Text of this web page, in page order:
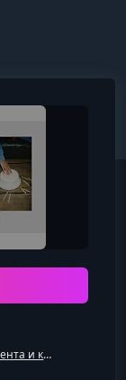
Создание контента и контент-стратегия